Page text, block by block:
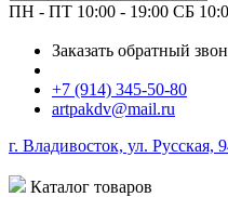
ПН - ПТ 10:00 - 19:00 СБ
Заказать обратный
+7 (914) 345-50-80
artpakdv@mail.ru
г. Владивосток, ул. Русская,
Каталог товаров